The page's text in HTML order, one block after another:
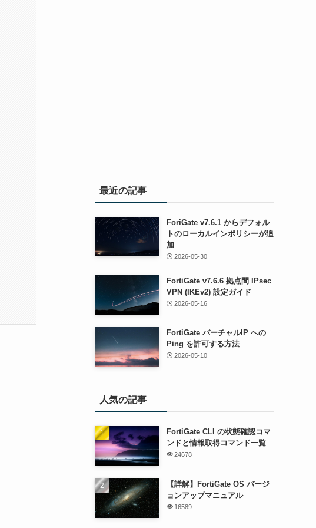
最近の記事
ForiGate v7.6.1 からデフォル
トのローカルインポリシーが追
加
2026-05-30
FortiGate v7.6.6 拠点間 IPsec
VPN (IKEv2) 設定ガイド
2026-05-16
FortiGate バーチャルIP への
Ping を許可する方法
2026-05-10
人気の記事
FortiGate CLI の状態確認コマ
ンドと情報取得コマンド一覧
24678
【詳解】FortiGate OS バージ
ョンアップマニュアル
16589